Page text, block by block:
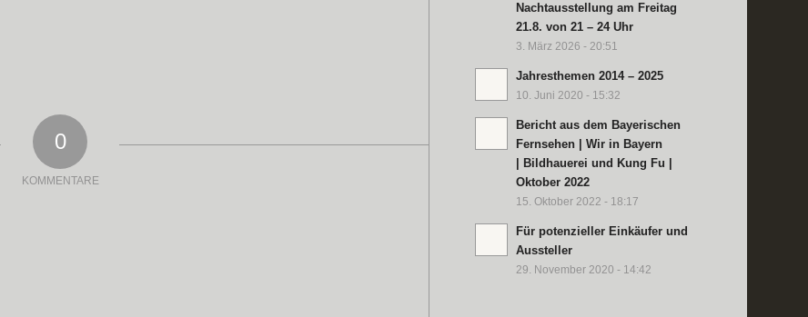
0
KOMMENTARE
Nachtausstellung am Freitag
21.8. von 21 – 24 Uhr
3. März 2026 - 20:51
Jahresthemen 2014 – 2025
10. Juni 2020 - 15:32
Bericht aus dem Bayerischen
Fernsehen | Wir in Bayern
| Bildhauerei und Kung Fu |
Oktober 2022
15. Oktober 2022 - 18:17
Für potenzieller Einkäufer und
Aussteller
29. November 2020 - 14:42